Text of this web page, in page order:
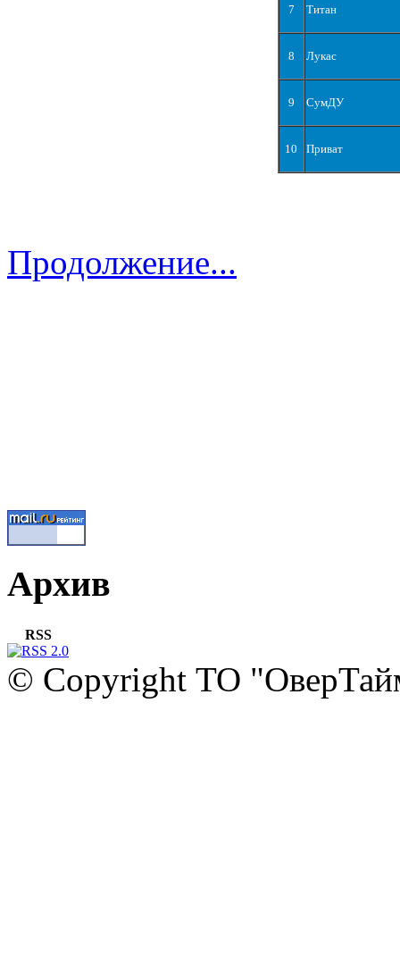
7 Титан
8 Лукас
9 СумДУ
10 Приват
Продолжение...
Архив
RSS
© Copyright ТО